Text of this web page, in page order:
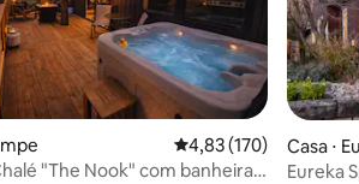
4,83 de uma
4,83 (170)
"The Nook" com banheira
Casa ⋅
Eureka